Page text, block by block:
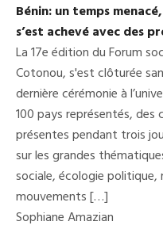
Bénin: un temps
s’est achevé avec des
La 17e édition du Forum
Cotonou, s'est clôturée
dernière cérémonie à
100 pays représentés,
présentes pendant trois
sur les grandes
sociale, écologie
mouvements […]
Sophiane Amazian